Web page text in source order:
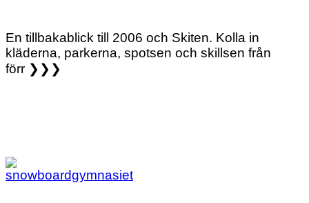
En tillbakablick till 2006 och Skiten. Kolla in
kläderna, parkerna, spotsen och skillsen från
förr ❯❯❯